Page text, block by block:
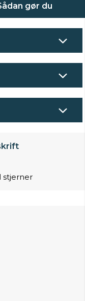
gør du
stjerner